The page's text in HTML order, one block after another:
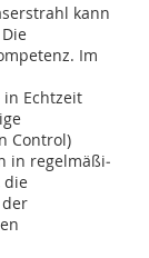
kann
Im
Echtzeit
Control)
in regelmäßi­
die